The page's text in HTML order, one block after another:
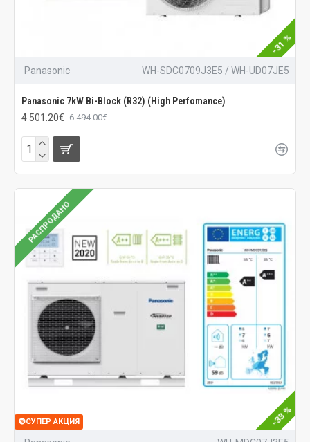
-31 %
Panasonic WH-SDC0709J3E5 / WH-UD07JE5
Panasonic 7kW Bi-Block (R32) (High Perfomance)
4 501.20€ 6 494.00€
СУПЕР АКЦИЯ -33 %
РАСПРОДАНО